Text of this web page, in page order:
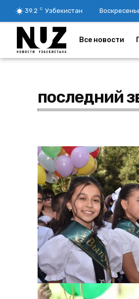
39.2 C Узбекистан
Все новости
последний